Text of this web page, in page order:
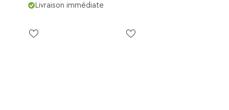
Livraison immédiate